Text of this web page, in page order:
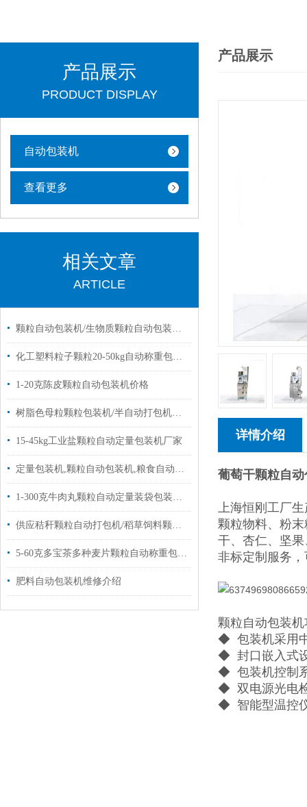
产品展示
PRODUCT DISPLAY
自动包装机
查看更多
相关文章
ARTICLE
颗粒自动包装机/生物质颗粒自动包装机厂家批发价
化工塑料粒子颗粒20-50kg自动称重包装机厂家
1-20克陈皮颗粒自动包装机价格
树脂色母粒颗粒包装机/半自动打包机厂家定制
15-45kg工业盐颗粒自动定量包装机厂家
定量包装机,颗粒自动包装机,粮食自动包装机批发|设备
1-300克牛肉丸颗粒自动定量装袋包装机设备
供应秸秆颗粒自动打包机/稻草饲料颗粒称重包装机20-50kg
5-60克多宝茶多种麦片颗粒自动称重包装机价格
肥料自动包装机维修介绍
产品展示
详情介绍
葡萄干颗粒自
上海恒刚工厂
颗粒物料、粉
干、杏仁、坚
非标定制服务
颗粒自动包装
◆ 包装机采用
◆ 封口嵌入式
◆ 包装机控制
◆ 双电源光电
◆ 智能型温控